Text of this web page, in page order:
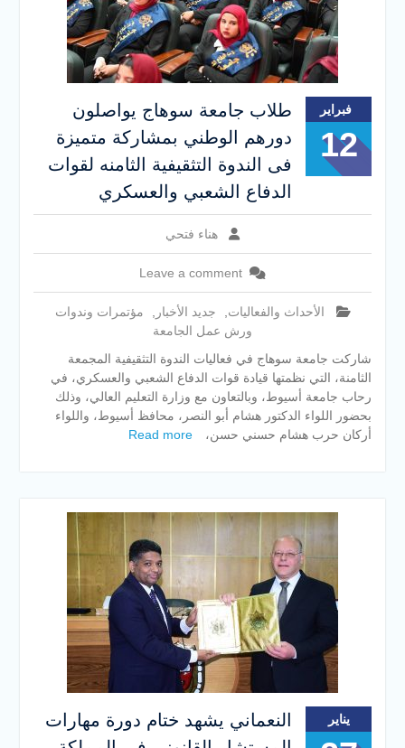
فبراير
12
طلاب جامعة سوهاج يواصلون
دورهم الوطني بمشاركة متميزة
فى الندوة التثقيفية الثامنه لقوات
الدفاع الشعبي والعسكري
هناء فتحي
Leave a comment
الأحداث والفعاليات جديد الأخبار
مؤتمرات وندوات
ورش عمل الجامعة
شاركت جامعة سوهاج في فعاليات الندوة التثقيفية المجمعة
الثامنة، التي نظمتها قيادة قوات الدفاع الشعبي والعسكري، في
رحاب جامعة أسيوط، وبالتعاون مع وزارة التعليم العالي، وذلك
بحضور اللواء الدكتور هشام أبو النصر، محافظ أسيوط، واللواء
أركان حرب هشام حسني حسن،
Read more
يناير
النعماني يشهد ختام دورة مهارات